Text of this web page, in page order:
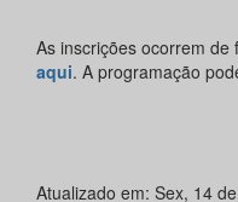
As inscrições ocorrem de
aqui. A programação
Atualizado em: Sex, 14